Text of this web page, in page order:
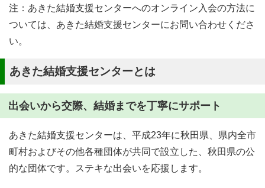
注：あきた結婚支援センターへのオンライン入会の方法に
ついては、あきた結婚支援センターにお問い合わせくださ
い。
あきた結婚支援センターとは
出会いから交際、結婚までを丁寧にサポート
あきた結婚支援センターは、平成23年に秋田県、県内全市
町村およびその他各種団体が共同で設立した、秋田県の公
的な団体です。ステキな出会いを応援します。